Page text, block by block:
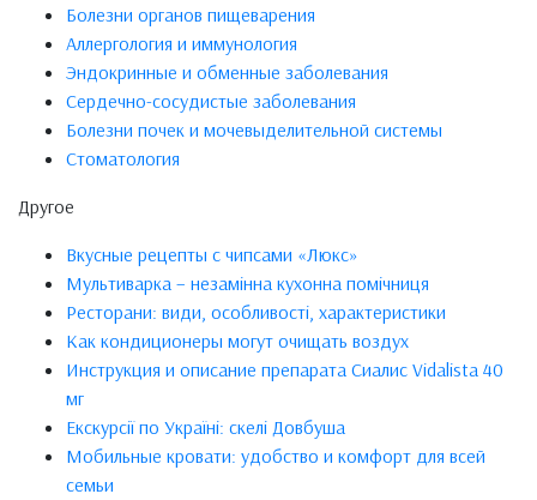
Болезни органов пищеварения
Аллергология и иммунология
Эндокринные и обменные заболевания
Сердечно-сосудистые заболевания
Болезни почек и мочевыделительной системы
Стоматология
Другое
Вкусные рецепты с чипсами «Люкс»
Мультиварка – незамінна кухонна помічниця
Ресторани: види, особливості, характеристики
Как кондиционеры могут очищать воздух
Инструкция и описание препарата Сиалис Vidalista 40
мг
Екскурсії по Україні: скелі Довбуша
Мобильные кровати: удобство и комфорт для всей
семьи